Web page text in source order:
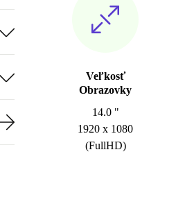
Veľkosť
Obrazovky
14.0 "
1920 x 1080
(FullHD)